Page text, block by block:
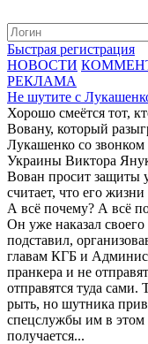
Быстрая регистрация
НОВОСТИ
РЕКЛАМА
Не шутите с
Хорошо смеётся тот,
Вовану, который
Лукашенко со
Украины Виктора
Вован просит защиты
считает, что его
А всё почему? А всё
Он уже наказал
подставил,
главам КГБ и
пранкера и не
отправятся туда сами.
рыть, но шутника
спецслужбы им в
получается...